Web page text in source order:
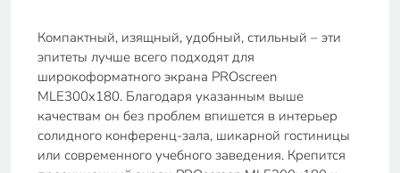
Компактный, изящный, удобный, стильный – эти
эпитеты лучше всего подходят для
широкоформатного экрана PROscreen
MLE300x180. Благодаря указанным выше
качествам он без проблем впишется в интерьер
солидного конференц-зала, шикарной гостиницы
или современного учебного заведения. Крепится